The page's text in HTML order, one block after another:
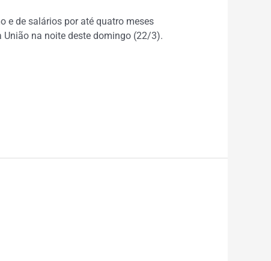
e de salários por até quatro meses
na noite deste domingo (22/3).